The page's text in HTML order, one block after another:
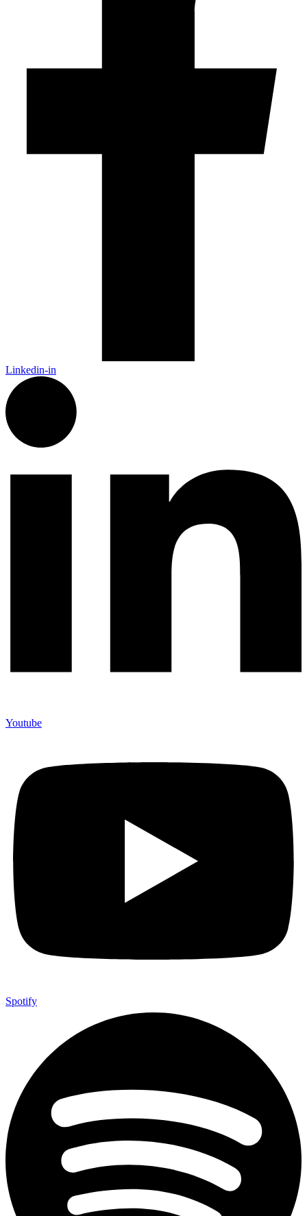
Linkedin-in
Youtube
Spotify